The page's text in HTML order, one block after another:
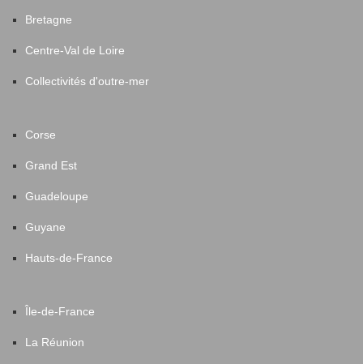
Bretagne
Centre-Val de Loire
Collectivités d'outre-mer
Corse
Grand Est
Guadeloupe
Guyane
Hauts-de-France
Île-de-France
La Réunion